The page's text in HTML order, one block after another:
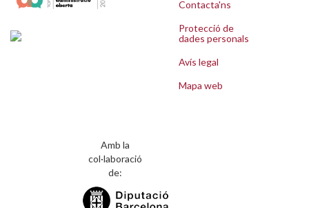
Contacta'ns
Protecció de
dades personals
Avís legal
Mapa web
Amb la
col·laboració
de: